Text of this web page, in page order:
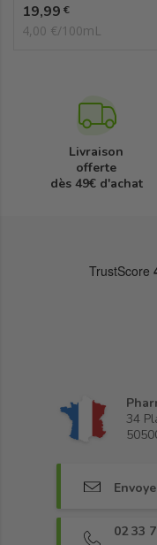
Prix
19,99 €
4,00 €/100mL
Livraison
offerte
dès 49€ d'achat
34
02 33